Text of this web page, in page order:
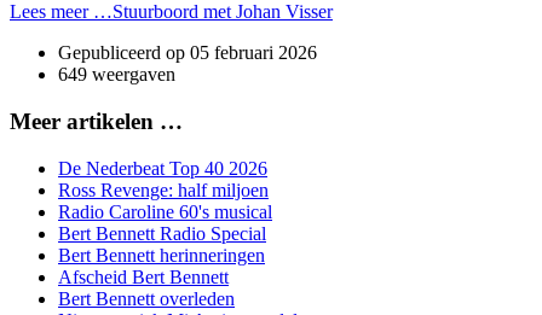
Lees meer …Stuurboord met Johan Visser
Gepubliceerd op 05 februari 2026
649 weergaven
Meer artikelen …
De Nederbeat Top 40 2026
Ross Revenge: half miljoen
Radio Caroline 60's musical
Bert Bennett Radio Special
Bert Bennett herinneringen
Afscheid Bert Bennett
Bert Bennett overleden